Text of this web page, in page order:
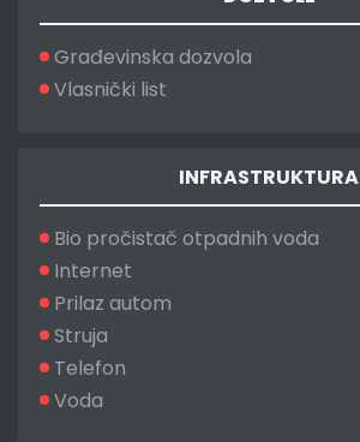
Građevinska dozvola
Vlasnički list
INFRASTRUKTURA
Bio pročistač otpadnih voda
Internet
Prilaz autom
Struja
Telefon
Voda